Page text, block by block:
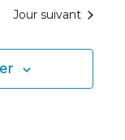
de
Jour suivant